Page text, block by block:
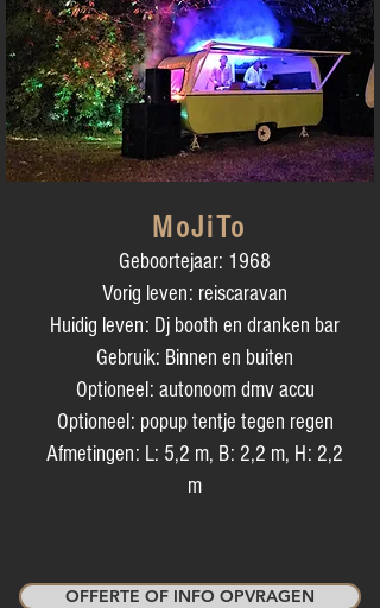
OFFERTE OF INFO OPVRAGEN
MoJiTo
Geboortejaar: 1968
Vorig leven: reiscaravan
Huidig leven: Dj booth en dranken bar
Gebruik: Binnen en buiten
Optioneel: autonoom dmv accu
Optioneel: popup tentje tegen regen
Afmetingen: L: 5,2 m, B: 2,2 m, H: 2,2
m